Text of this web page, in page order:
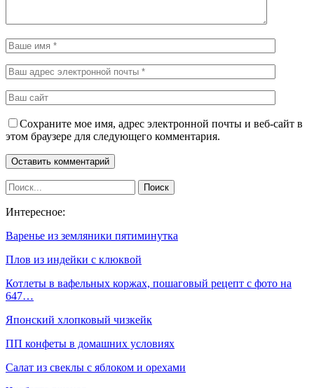
Сохраните мое имя, адрес электронной почты и веб-сайт в
этом браузере для следующего комментария.
Интересное:
Варенье из земляники пятиминутка
Плов из индейки с клюквой
Котлеты в вафельных коржах, пошаговый рецепт с фото на
647…
Японский хлопковый чизкейк
ПП конфеты в домашних условиях
Салат из свеклы с яблоком и орехами